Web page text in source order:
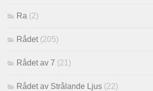
Ra (2)
Rådet (205)
Rådet av 7 (21)
Rådet av Strålande Ljus (22)